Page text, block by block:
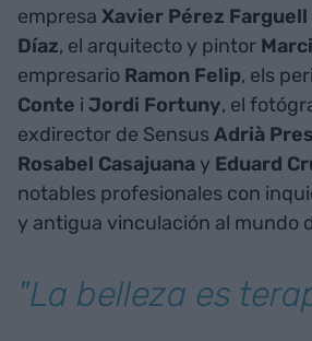
empresa Xavier Pérez Farguell
Díaz, el arquitecto y pintor
empresario Ramon Felip, els
Conte i Jordi Fortuny, el
exdirector de SensusAdrià
Rosabel Casajuana y Eduard
notables profesionales con
y antigua vinculación al mundo
"La belleza es